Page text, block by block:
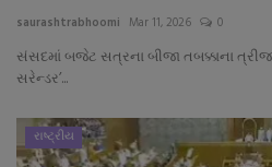
saurashtrabhoomi Mar 11, 2026 0
સંસદમાં બજેટ સત્રના બીજા તબક્કાના ત્રીજા
સરેન્ડર’...
રાષ્ટ્રીય